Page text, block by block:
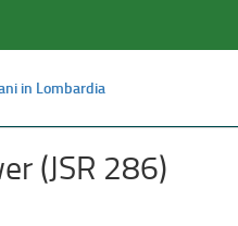
in Lombardia
(JSR 286)